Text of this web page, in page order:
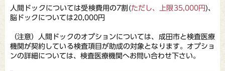
人間ドックについては受検費用の7割(ただし、上限35,000円 )、
脳ドックについては20,000円
（注意）人間ドックのオプションについては、成田市と検査医療
機関が契約している検査項目が助成の対象となります。オプショ
ンの詳細については、検査医療機関へお問い合わせ下さい。